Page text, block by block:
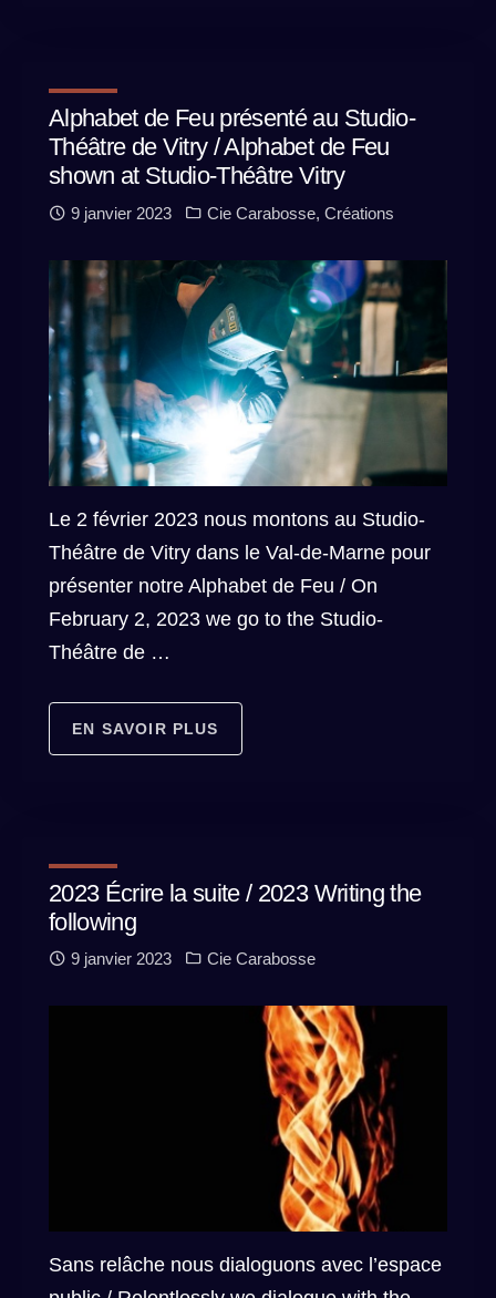
Alphabet de Feu présenté au Studio-
Théâtre de Vitry / Alphabet de Feu
shown at Studio-Théâtre Vitry
9 janvier 2023 Cie Carabosse, Créations
Le 2 février 2023 nous montons au Studio-
Théâtre de Vitry dans le Val-de-Marne pour
présenter notre Alphabet de Feu / On
February 2, 2023 we go to the Studio-
Théâtre de …
EN SAVOIR PLUS
2023 Écrire la suite / 2023 Writing the
following
9 janvier 2023 Cie Carabosse
Sans relâche nous dialoguons avec l’espace